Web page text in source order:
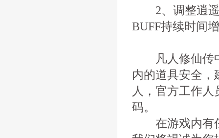
2、调整逍遥
BUFF持续时间
凡人修仙传中
内的道具安全，
人，官方工作
码。
在游戏内有